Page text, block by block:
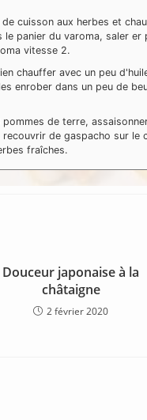
cuisson aux herbes et
le panier du varoma, saler
vitesse 2.
chauffer avec un peu
enrober dans un peu de
de terre,
de gaspacho sur
fraîches.
Douceur japonaise à la
châtaigne
2 février 2020